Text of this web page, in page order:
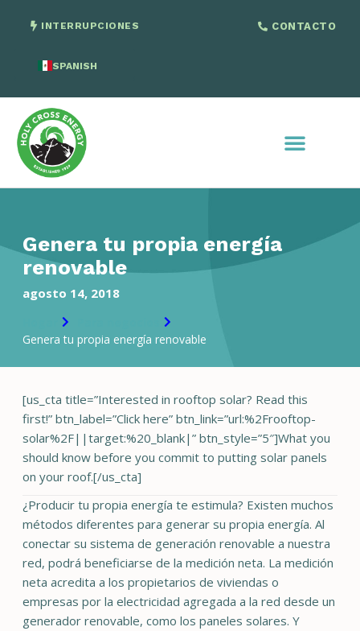
INTERRUPCIONES CONTACTO
SPANISH
Genera tu propia energía
renovable
agosto 14, 2018
Genera tu propia energía renovable
[us_cta title=”Interested in rooftop solar? Read this
first!” btn_label=”Click here” btn_link=”url:%2Frooftop-
solar%2F||target:%20_blank|” btn_style=”5″]What you
should know before you commit to putting solar panels
on your roof.[/us_cta]
¿Producir tu propia energía te estimula? Existen muchos
métodos diferentes para generar su propia energía. Al
conectar su sistema de generación renovable a nuestra
red, podrá beneficiarse de la medición neta. La medición
neta acredita a los propietarios de viviendas o
empresas por la electricidad agregada a la red desde un
generador renovable, como los paneles solares. Y